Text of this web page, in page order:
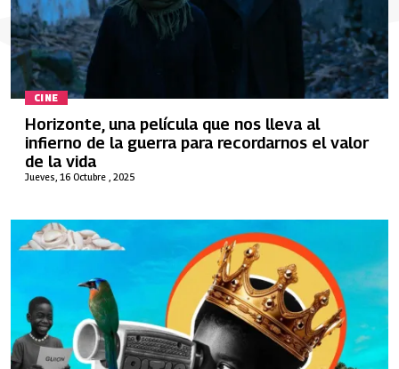
CINE
Jueves, 16 Octubre , 2025
Horizonte, una película que nos lleva al
infierno de la guerra para recordarnos el valor
de la vida